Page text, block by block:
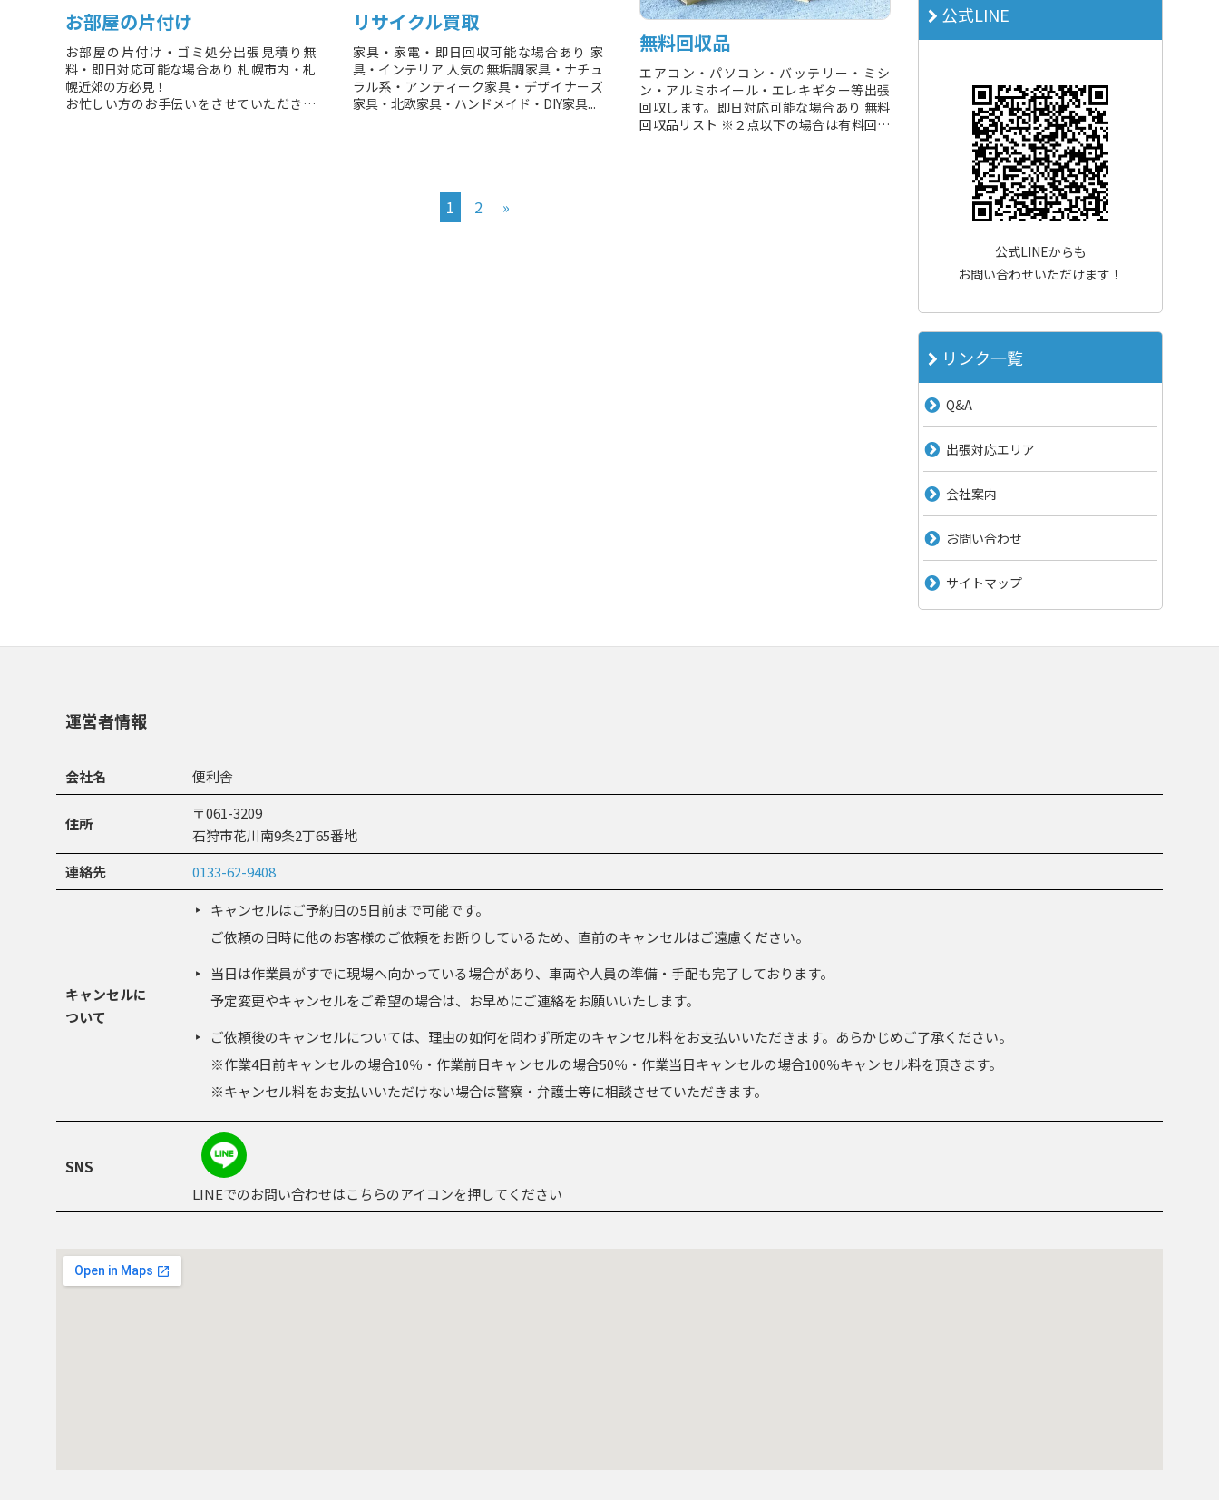
お部屋の片付け
お部屋の片付け・ゴミ処分出張見積り無
料・即日対応可能な場合あり 札幌市内・札
幌近郊の方必見！
お忙しい方のお手伝いをさせていただきま
リサイクル買取
家具・家電・即日回収可能な場合あり 家
具・インテリア 人気の無垢調家具・ナチュ
ラル系・アンティーク家具・デザイナーズ
家具・北欧家具・ハンドメイド・DIY家具...
無料回収品
エアコン・パソコン・バッテリー・ミシ
ン・アルミホイール・エレキギター等出張
回収します。即日対応可能な場合あり 無料
回収品リスト ※２点以下の場合は有料回収
1 2 »
公式LINE
公式LINEからも
お問い合わせいただけます！
リンク一覧
Q&A
出張対応エリア
会社案内
お問い合わせ
サイトマップ
運営者情報
会社名 便利舎
住所
〒061-3209
石狩市花川南9条2丁65番地
連絡先
0133-62-9408
キャンセルに
ついて
キャンセルはご予約日の5日前まで可能です。
ご依頼の日時に他のお客様のご依頼をお断りしているため、直前のキャンセルはご遠慮ください。
当日は作業員がすでに現場へ向かっている場合があり、車両や人員の準備・手配も完了しております。
予定変更やキャンセルをご希望の場合は、お早めにご連絡をお願いいたします。
ご依頼後のキャンセルについては、理由の如何を問わず所定のキャンセル料をお支払いいただきます。あらかじめご了承ください。
※作業4日前キャンセルの場合10％・作業前日キャンセルの場合50％・作業当日キャンセルの場合100％キャンセル料を頂きます。
※キャンセル料をお支払いいただけない場合は警察・弁護士等に相談させていただきます。
SNS
LINEでのお問い合わせはこちらのアイコンを押してください